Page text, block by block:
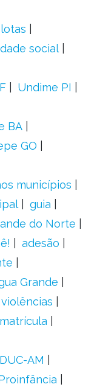
social
Undime PI
BA
GO
municípios
guia
do Norte
adesão
Grande
violências
AM